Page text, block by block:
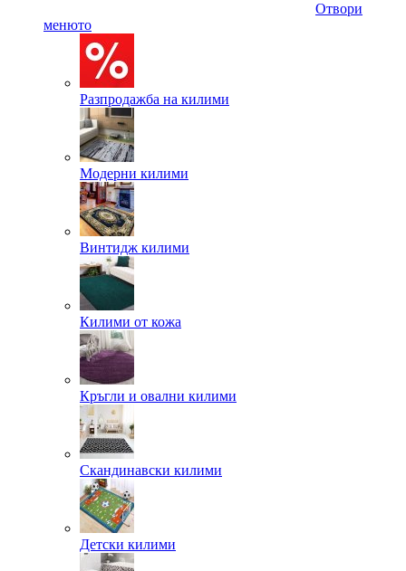
Отвори
менюто
Разпродажба на килими
Модерни килими
Винтидж килими
Килими от кожа
Кръгли и овални килими
Скандинавски килими
Детски килими